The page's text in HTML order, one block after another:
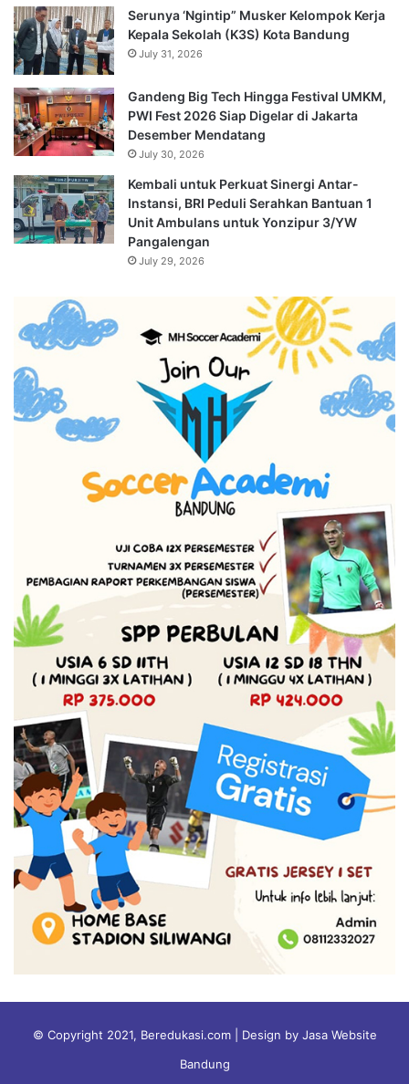
Serunya ‘Ngintip” Musker Kelompok Kerja
Kepala Sekolah (K3S) Kota Bandung
July 31, 2026
Gandeng Big Tech Hingga Festival UMKM,
PWI Fest 2026 Siap Digelar di Jakarta
Desember Mendatang
July 30, 2026
Kembali untuk Perkuat Sinergi Antar-
Instansi, BRI Peduli Serahkan Bantuan 1
Unit Ambulans untuk Yonzipur 3/YW
Pangalengan
July 29, 2026
© Copyright 2021, Beredukasi.com | Design by Jasa Website
Bandung